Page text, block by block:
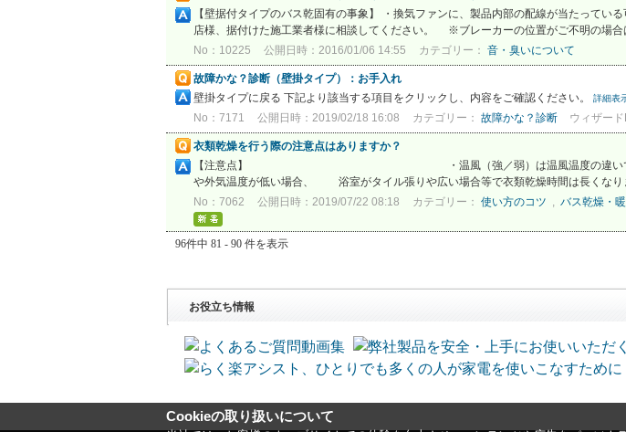
【壁据付タイプのバス乾固有の事象】 ・換気ファンに、製品内部の配線が当たって
店様、据付けた施工業者様に相談してください。 ※ブレーカーの位置がご不明の場
No：10225 公開日時：2016/01/06 14:55 カテゴリー： 音・臭いについて
故障かな？診断（壁掛タイプ）：お手入れ
壁掛タイプに戻る 下記より該当する項目をクリックし、内容をご確認ください。
詳細表
No：7171 公開日時：2019/02/18 16:08 カテゴリー： 故障かな？診断 ウィザード
衣類乾燥を行う際の注意点はありますか？
【注意点】 ・温風（強／弱）は温風温度の違いで、風量は変化
や外気温度が低い場合、 浴室がタイル張りや広い場合等で衣類乾燥時間は長くな
No：7062 公開日時：2019/07/22 08:18 カテゴリー： 使い方のコツ , バス乾燥・
96件中 81 - 90 件を表示
お役立ち情報
Cookieの取り扱いについて